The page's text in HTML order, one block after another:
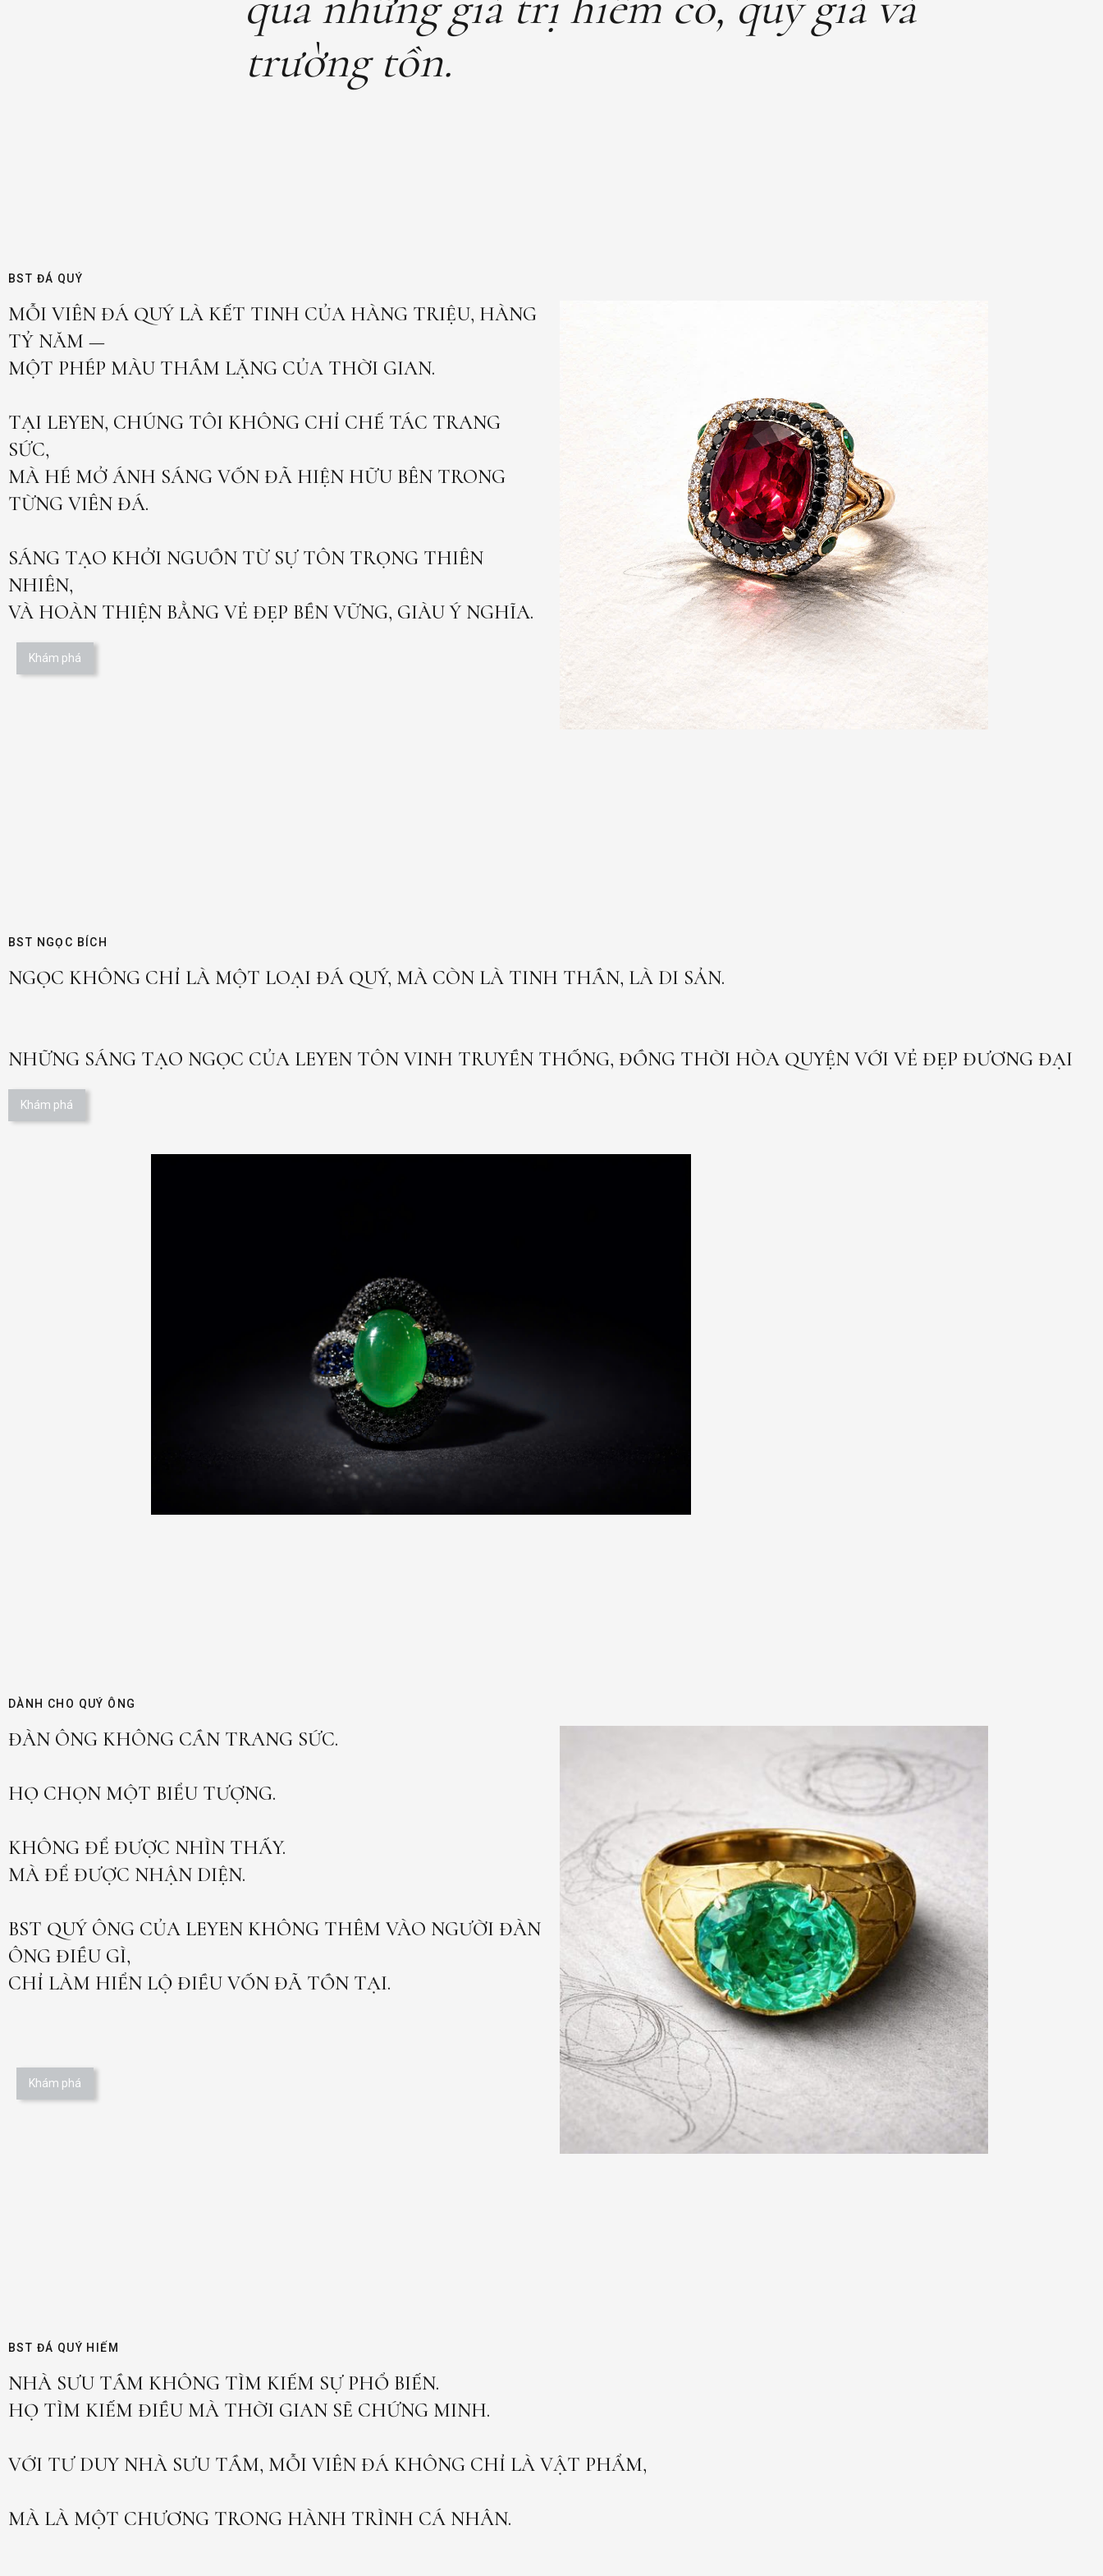
trường tồn.
BST ĐÁ QUÝ
MỖI VIÊN ĐÁ QUÝ LÀ KẾT TINH CỦA HÀNG TRIỆU, HÀNG
TỶ NĂM —
MỘT PHÉP MÀU THẦM LẶNG CỦA THỜI GIAN.
TẠI LEYEN, CHÚNG TÔI KHÔNG CHỈ CHẾ TÁC TRANG
SỨC,
MÀ HÉ MỞ ÁNH SÁNG VỐN ĐÃ HIỆN HỮU BÊN TRONG
TỪNG VIÊN ĐÁ.
SÁNG TẠO KHỞI NGUỒN TỪ SỰ TÔN TRỌNG THIÊN
NHIÊN,
VÀ HOÀN THIỆN BẰNG VẺ ĐẸP BỀN VỮNG, GIÀU Ý NGHĨA.
Khám phá
BST NGỌC BÍCH
NGỌC KHÔNG CHỈ LÀ MỘT LOẠI ĐÁ QUÝ, MÀ CÒN LÀ TINH THẦN, LÀ DI SẢN.
NHỮNG SÁNG TẠO NGỌC CỦA LEYEN TÔN VINH TRUYỀN THỐNG, ĐỒNG THỜI HÒA QUYỆN VỚI VẺ ĐẸP ĐƯƠNG ĐẠI
Khám phá
DÀNH CHO QUÝ ÔNG
ĐÀN ÔNG KHÔNG CẦN TRANG SỨC.
HỌ CHỌN MỘT BIỂU TƯỢNG.
KHÔNG ĐỂ ĐƯỢC NHÌN THẤY.
MÀ ĐỂ ĐƯỢC NHẬN DIỆN.
BST QUÝ ÔNG CỦA LEYEN KHÔNG THÊM VÀO NGƯỜI ĐÀN
ÔNG ĐIỀU GÌ,
CHỈ LÀM HIỂN LỘ ĐIỀU VỐN ĐÃ TỒN TẠI.
Khám phá
BST ĐÁ QUÝ HIẾM
NHÀ SƯU TẦM KHÔNG TÌM KIẾM SỰ PHỔ BIẾN.
HỌ TÌM KIẾM ĐIỀU MÀ THỜI GIAN SẼ CHỨNG MINH.
VỚI TƯ DUY NHÀ SƯU TẦM, MỖI VIÊN ĐÁ KHÔNG CHỈ LÀ VẬT PHẨM,
MÀ LÀ MỘT CHƯƠNG TRONG HÀNH TRÌNH CÁ NHÂN.